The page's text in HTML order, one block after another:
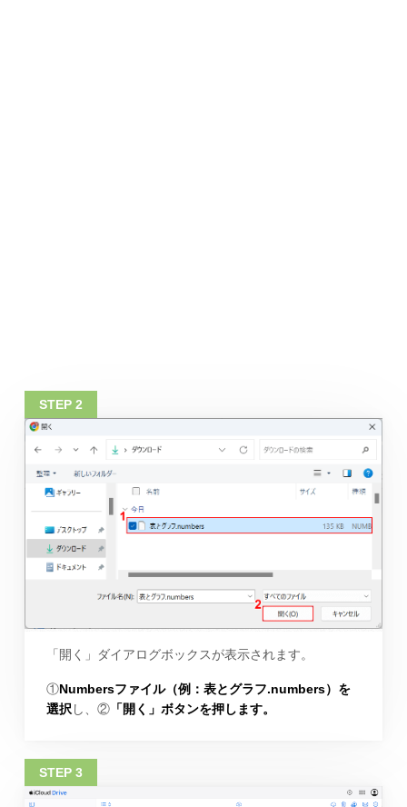
「開く」ダイアログボックスが表示されます。
①Numbersファイル（例：表とグラフ.numbers）を
選択し、②「開く」ボタンを押します。